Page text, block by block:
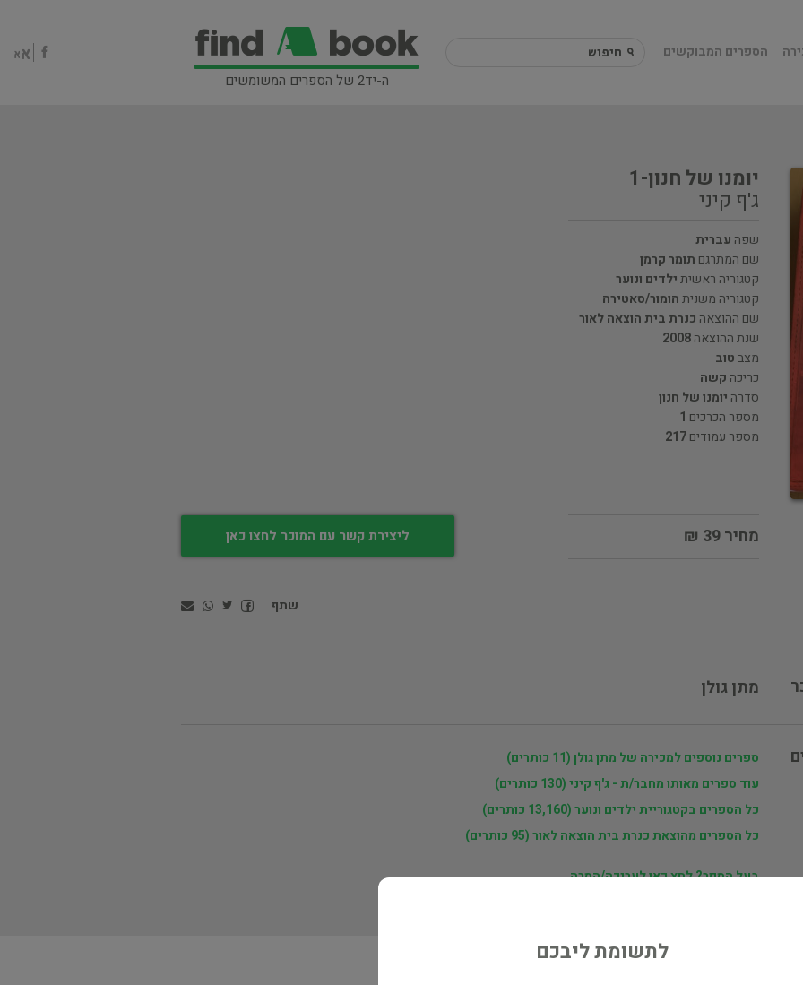
ה-יד2 של הספרים המשומשים
הספרים המבוקשים
יומנו של חנון-1
ג'ף קיני
שפה עברית
שם המתרגם תומר קרמן
קטגוריה ראשיתילדים ונוער
קטגוריה משניתהומור/סאטירה
שם ההוצאה כנרת בית הוצאה לאור
שנת ההוצאה2008
מצבטוב
כריכה קשה
סדרה יומנו של חנון
מספר הכרכים 1
מספר עמודים217
מחיר 39 ₪ ליצירת קשר עם המוכר לחצו כאן
שתף
מתן גולן
ספרים נוספים למכירה של מתן גולן (11 כותרים)
עוד ספרים מאותו מחבר/ת - ג'ף קיני (130 כותרים)
כל הספרים בקטגוריית ילדים ונוער (13,160 כותרים)
כל הספרים מהוצאת כנרת בית הוצאה לאור (95 כותרים)
בעל הספר? לחץ כאן לעריכה/הסרה
לתשומת ליבכם